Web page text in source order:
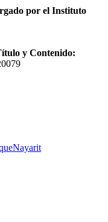
por el Instituto
y Contenido: